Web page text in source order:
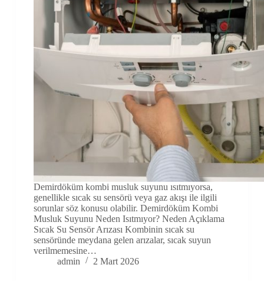
Demirdöküm kombi musluk suyunu ısıtmıyorsa,
genellikle sıcak su sensörü veya gaz akışı ile ilgili
sorunlar söz konusu olabilir. Demirdöküm Kombi
Musluk Suyunu Neden Isıtmıyor? Neden Açıklama
Sıcak Su Sensör Arızası Kombinin sıcak su
sensöründe meydana gelen arızalar, sıcak suyun
verilmemesine…
admin
2 Mart 2026